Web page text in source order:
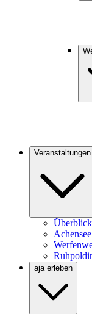
Veranstaltungen
Achensee
aja erleben